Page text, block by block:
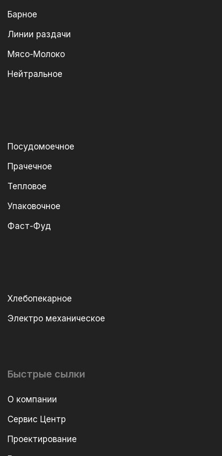
Барное
Линии раздачи
Мясо-Молоко
Нейтральное
Посудомоечное
Прачечное
Тепловое
Упаковочное
Фаст-Фуд
Хлебопекарное
Электро механическое
Быстрые сылки
О компании
Сервис Центр
Проектирование